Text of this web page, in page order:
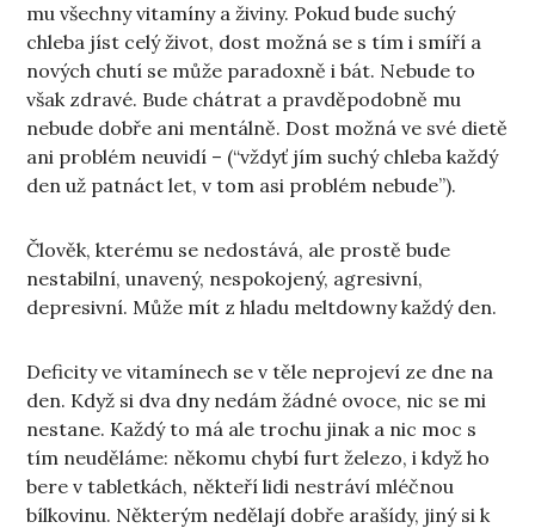
mu všechny vitamíny a živiny. Pokud bude suchý
chleba jíst celý život, dost možná se s tím i smíří a
nových chutí se může paradoxně i bát. Nebude to
však zdravé. Bude chátrat a pravděpodobně mu
nebude dobře ani mentálně. Dost možná ve své dietě
ani problém neuvidí – (“vždyť jím suchý chleba každý
den už patnáct let, v tom asi problém nebude”).
Člověk, kterému se nedostává, ale prostě bude
nestabilní, unavený, nespokojený, agresivní,
depresivní. Může mít z hladu meltdowny každý den.
Deficity ve vitamínech se v těle neprojeví ze dne na
den. Když si dva dny nedám žádné ovoce, nic se mi
nestane. Každý to má ale trochu jinak a nic moc s
tím neuděláme: někomu chybí furt železo, i když ho
bere v tabletkách, někteří lidi nestráví mléčnou
bílkovinu. Některým nedělají dobře arašídy, jiný si k